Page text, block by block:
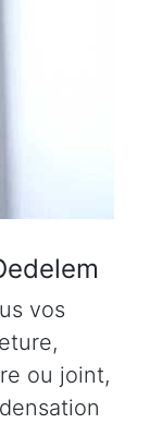
vos
ou joint,